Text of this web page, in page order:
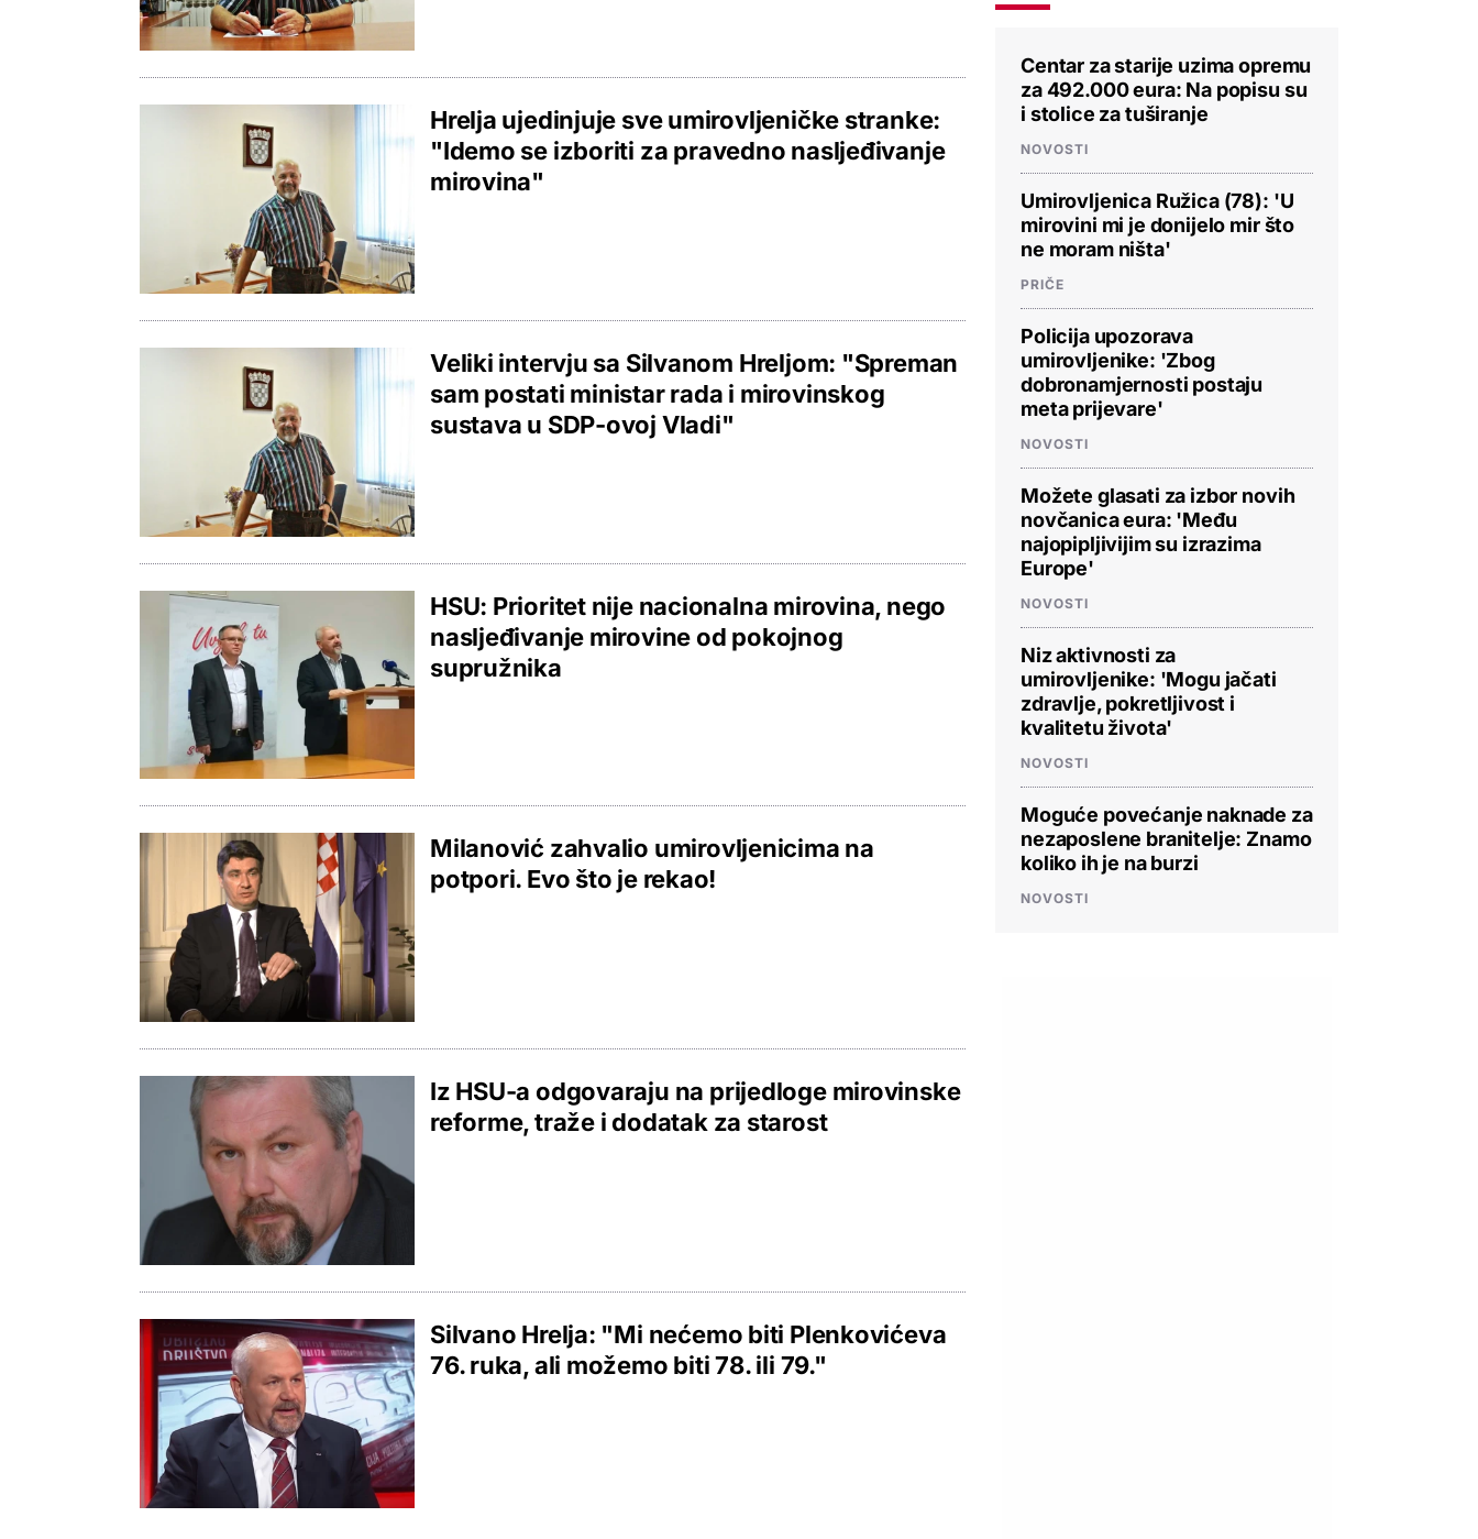
Hrelja ujedinjuje sve umirovljeničke stranke:
"Idemo se izboriti za pravedno nasljeđivanje
mirovina"
Veliki intervju sa Silvanom Hreljom: "Spreman
sam postati ministar rada i mirovinskog
sustava u SDP-ovoj Vladi"
HSU: Prioritet nije nacionalna mirovina, nego
nasljeđivanje mirovine od pokojnog
supružnika
Milanović zahvalio umirovljenicima na
potpori. Evo što je rekao!
Iz HSU-a odgovaraju na prijedloge mirovinske
reforme, traže i dodatak za starost
Silvano Hrelja: "Mi nećemo biti Plenkovićeva
76. ruka, ali možemo biti 78. ili 79."
Centar za starije uzima opremu
za 492.000 eura: Na popisu su
i stolice za tuširanje
NOVOSTI
Umirovljenica Ružica (78): 'U
mirovini mi je donijelo mir što
ne moram ništa'
PRIČE
Policija upozorava
umirovljenike: 'Zbog
dobronamjernosti postaju
meta prijevare'
NOVOSTI
Možete glasati za izbor novih
novčanica eura: 'Među
najopipljivijim su izrazima
Europe'
NOVOSTI
Niz aktivnosti za
umirovljenike: 'Mogu jačati
zdravlje, pokretljivost i
kvalitetu života'
NOVOSTI
Moguće povećanje naknade za
nezaposlene branitelje: Znamo
koliko ih je na burzi
NOVOSTI